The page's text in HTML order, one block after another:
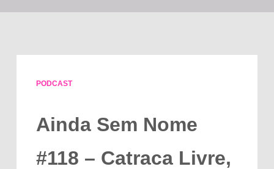
PODCAST
Ainda Sem Nome
#118 – Catraca Livre,